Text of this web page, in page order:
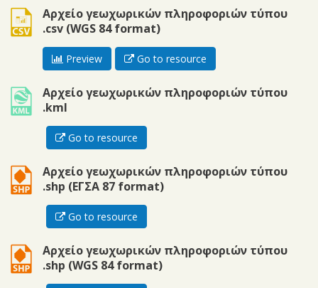
Αρχείο γεωχωρικών πληροφοριών τύπου
.csv (WGS 84 format)
csv
Preview Go to resource
Αρχείο γεωχωρικών πληροφοριών τύπου
.kml
kml
Go to resource
Αρχείο γεωχωρικών πληροφοριών τύπου
.shp (ΕΓΣΑ 87 format)
shp
Go to resource
Αρχείο γεωχωρικών πληροφοριών τύπου
.shp (WGS 84 format)
shp